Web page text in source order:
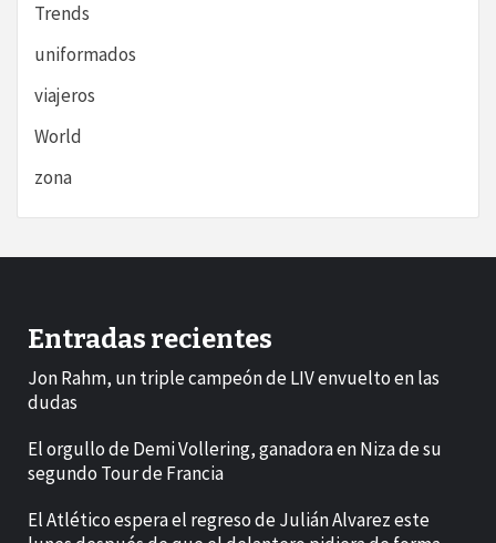
Trends
uniformados
viajeros
World
zona
Entradas recientes
Jon Rahm, un triple campeón de LIV envuelto en las
dudas
El orgullo de Demi Vollering, ganadora en Niza de su
segundo Tour de Francia
El Atlético espera el regreso de Julián Alvarez este